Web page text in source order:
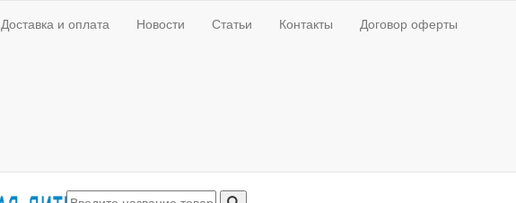
Доставка и оплата Новости Статьи Контакты Договор оферты